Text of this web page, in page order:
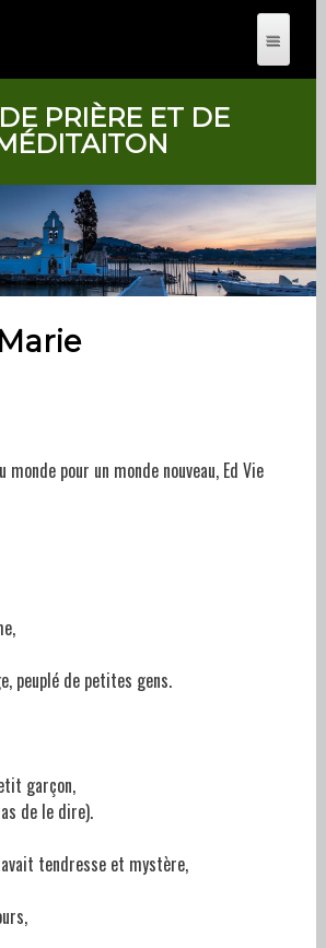
PRIÈRE ET DE
pour un monde nouveau, Ed Vie
peuplé de petites gens.
garçon,
de le dire).
tendresse et mystère,